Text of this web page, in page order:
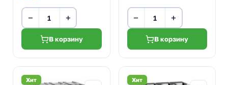
− +
В корзину
− +
В корзину
Хит Хит